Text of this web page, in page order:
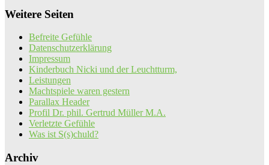
Weitere Seiten
Befreite Gefühle
Datenschutzerklärung
Impressum
Kinderbuch Nicki und der Leuchtturm,
Leistungen
Machtspiele waren gestern
Parallax Header
Profil Dr. phil. Gertrud Müller M.A.
Verletzte Gefühle
Was ist S(s)chuld?
Archiv